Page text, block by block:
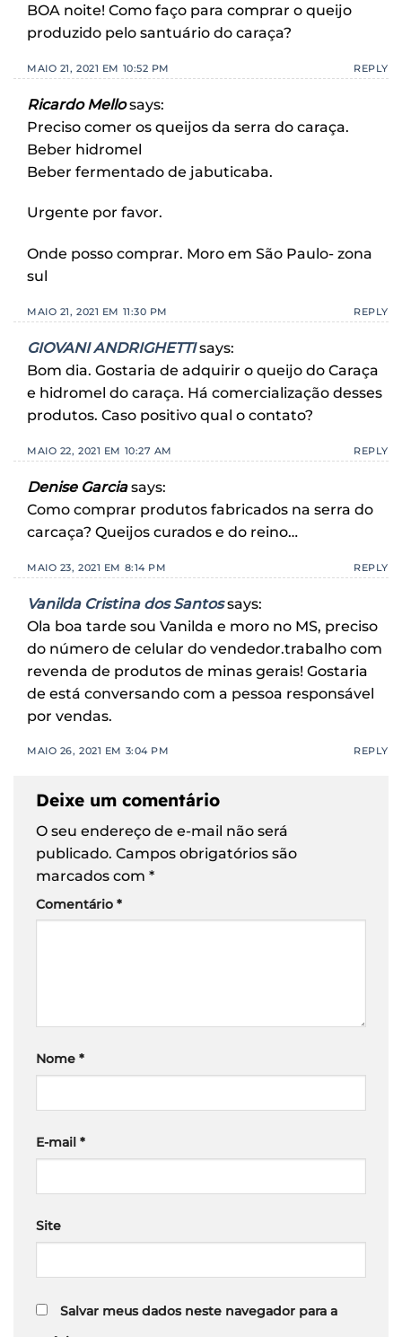
BOA noite! Como faço para comprar o queijo
produzido pelo santuário do caraça?
MAIO 21, 2021 EM 10:52 PM REPLY
Ricardo Mello says:
Preciso comer os queijos da serra do caraça.
Beber hidromel
Beber fermentado de jabuticaba.
Urgente por favor.
Onde posso comprar. Moro em São Paulo- zona
sul
MAIO 21, 2021 EM 11:30 PM REPLY
GIOVANI ANDRIGHETTI says:
Bom dia. Gostaria de adquirir o queijo do Caraça
e hidromel do caraça. Há comercialização desses
produtos. Caso positivo qual o contato?
MAIO 22, 2021 EM 10:27 AM REPLY
Denise Garcia says:
Como comprar produtos fabricados na serra do
carcaça? Queijos curados e do reino…
MAIO 23, 2021 EM 8:14 PM REPLY
Vanilda Cristina dos Santos says:
Ola boa tarde sou Vanilda e moro no MS, preciso
do número de celular do vendedor.trabalho com
revenda de produtos de minas gerais! Gostaria
de está conversando com a pessoa responsável
por vendas.
MAIO 26, 2021 EM 3:04 PM REPLY
Deixe um comentário
O seu endereço de e-mail não será
publicado. Campos obrigatórios são
marcados com *
Comentário *
Nome *
E-mail *
Site
Salvar meus dados neste navegador para a